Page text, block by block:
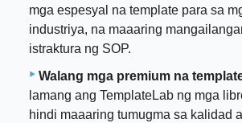
mga espesyal na template para sa
industriya, na maaaring
istraktura ng SOP.
Walang mga premium na
lamang ang TemplateLab ng mga
hindi maaaring tumugma sa kalidad